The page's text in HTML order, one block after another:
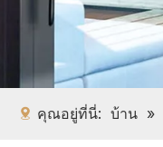
คุณอยู่ที่นี่: บ้าน »